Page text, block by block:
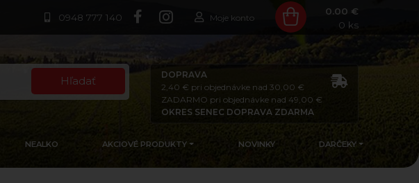
0948 777 140 Moje konto
0.00 €
0 ks
Hľadať
DOPRAVA
2,40 € pri objednávke nad 30,00 €
ZADARMO pri objednávke nad 49,00 €
OKRES SENEC DOPRAVA ZDARMA
NEALKO AKCIOVÉ PRODUKTY NOVINKY DARČEKY